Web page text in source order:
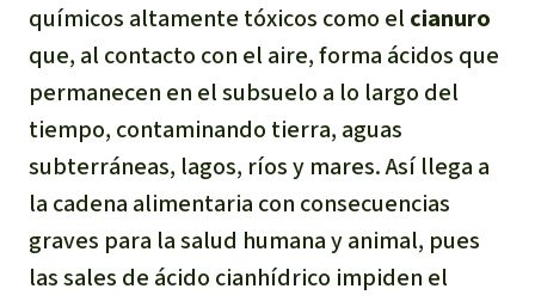
químicos altamente tóxicos como el cianuro
que, al contacto con el aire, forma ácidos que
permanecen en el subsuelo a lo largo del
tiempo, contaminando tierra, aguas
subterráneas, lagos, ríos y mares. Así llega a
la cadena alimentaria con consecuencias
graves para la salud humana y animal, pues
las sales de ácido cianhídrico impiden el